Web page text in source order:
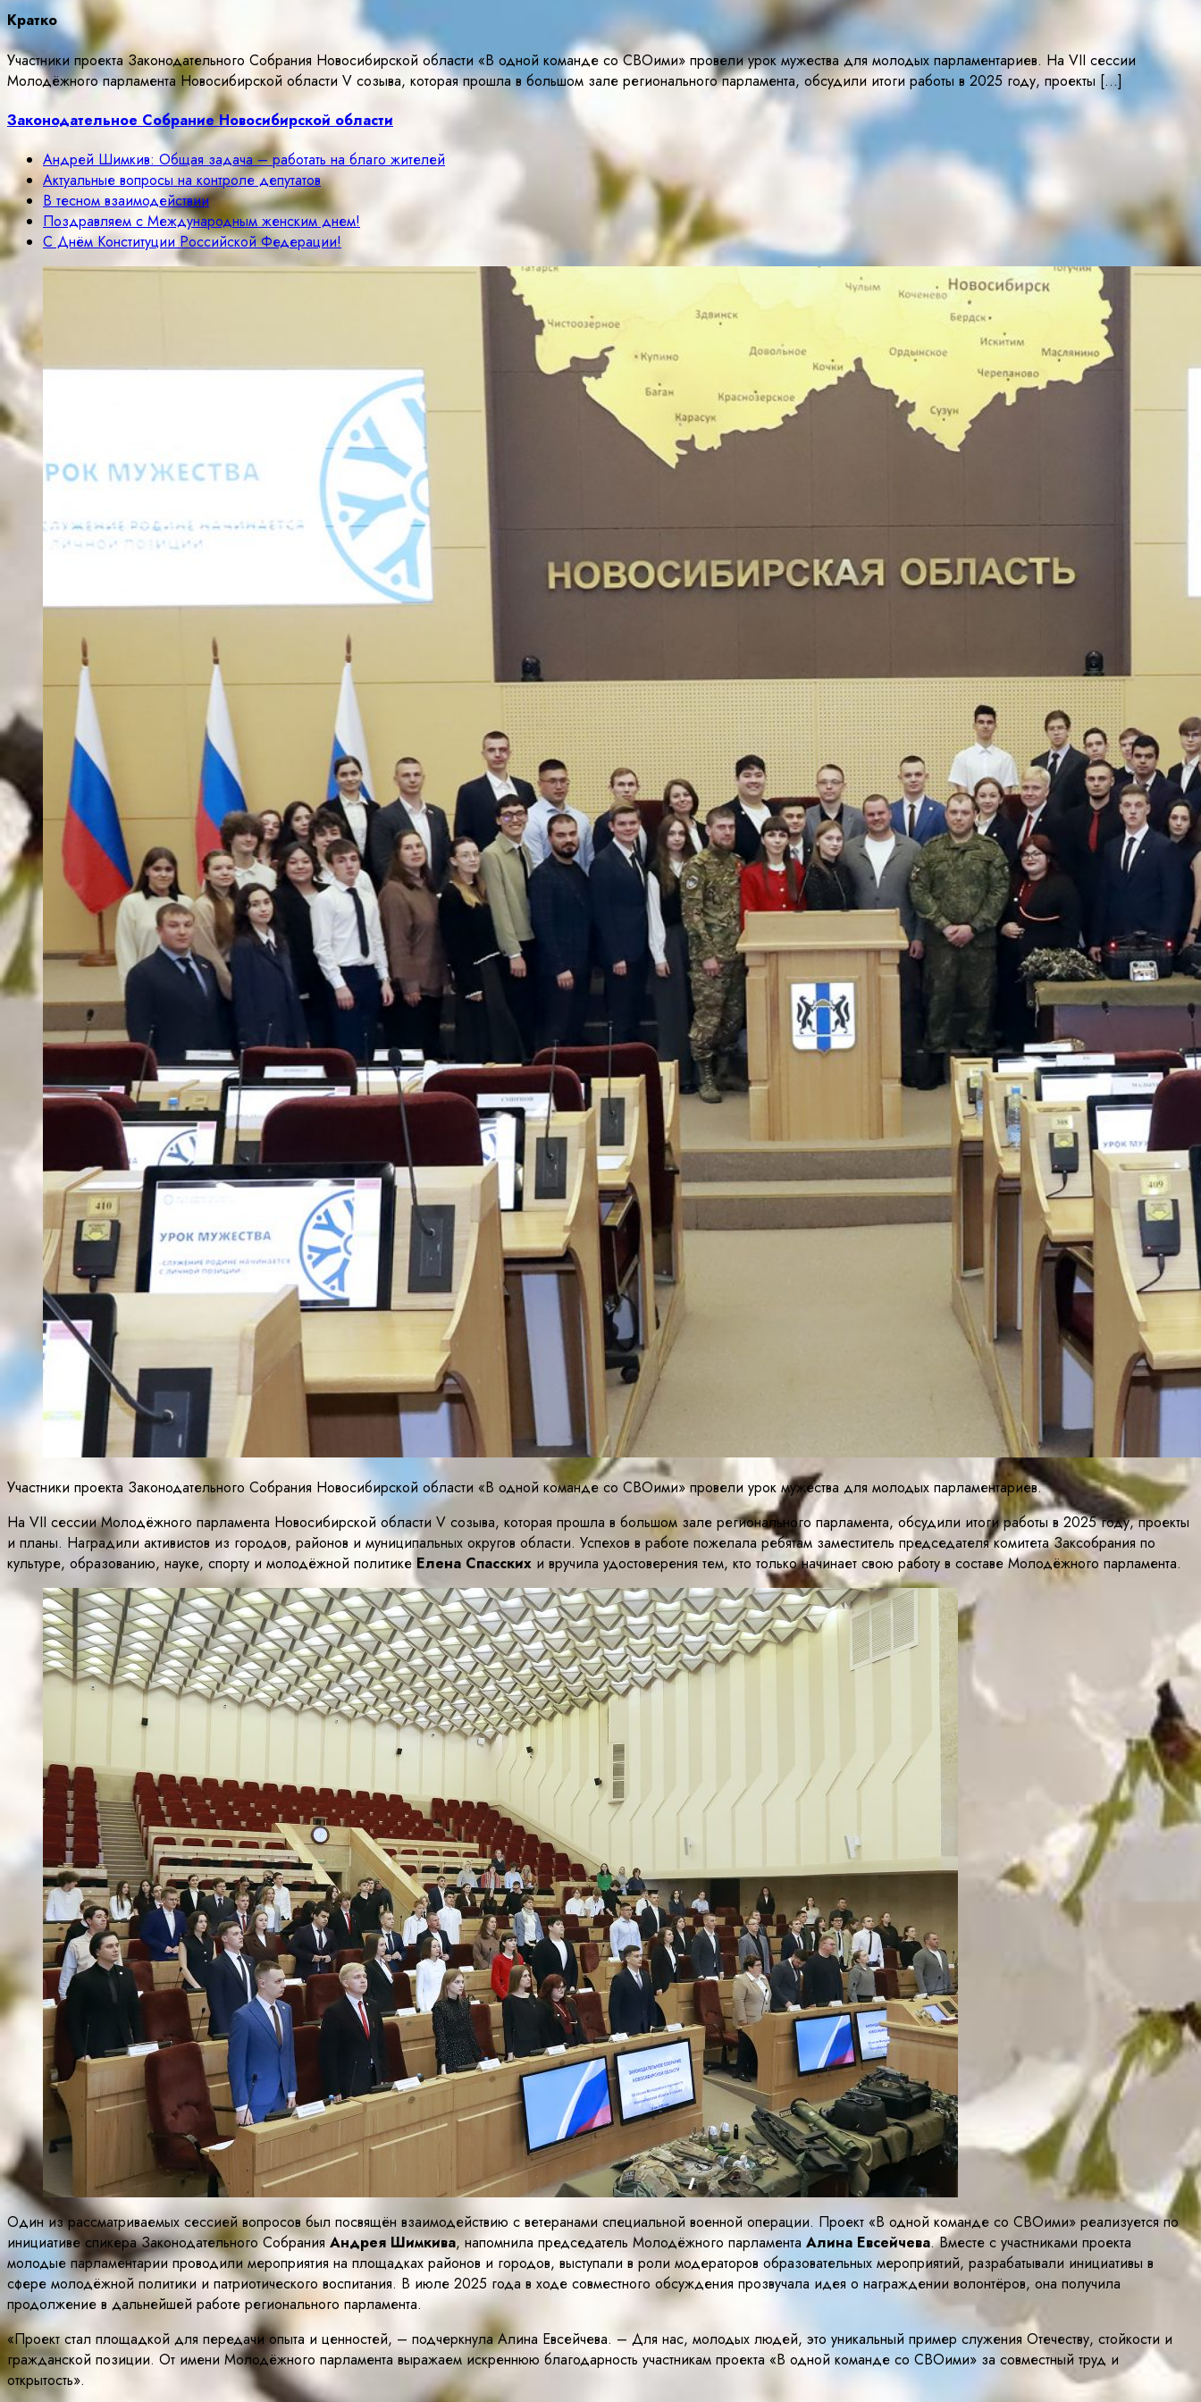
Кратко
Участники проекта Законодательного Собрания Новосибирской области «В одной команде со СВОими» провели урок мужества для молодых парламентариев. На VII сессии
Молодёжного парламента Новосибирской области V созыва, которая прошла в большом зале регионального парламента, обсудили итоги работы в 2025 году, проекты […]
Законодательное Собрание Новосибирской области
Андрей Шимкив: Общая задача – работать на благо жителей
Актуальные вопросы на контроле депутатов
В тесном взаимодействии
Поздравляем с Международным женским днем!
С Днём Конституции Российской Федерации!
Участники проекта Законодательного Собрания Новосибирской области «В одной команде со СВОими» провели урок мужества для молодых парламентариев.
На VII сессии Молодёжного парламента Новосибирской области V созыва, которая прошла в большом зале регионального парламента, обсудили итоги работы в 2025 году, проекты
и планы. Наградили активистов из городов, районов и муниципальных округов области. Успехов в работе пожелала ребятам заместитель председателя комитета Заксобрания по
культуре, образованию, науке, спорту и молодёжной политике Елена Спасских и вручила удостоверения тем, кто только начинает свою работу в составе Молодёжного парламента.
Один из рассматриваемых сессией вопросов был посвящён взаимодействию с ветеранами специальной военной операции. Проект «В одной команде со СВОими» реализуется по
инициативе спикера Законодательного Собрания Андрея Шимкива, напомнила председатель Молодёжного парламента Алина Евсейчева. Вместе с участниками проекта
молодые парламентарии проводили мероприятия на площадках районов и городов, выступали в роли модераторов образовательных мероприятий, разрабатывали инициативы в
сфере молодёжной политики и патриотического воспитания. В июле 2025 года в ходе совместного обсуждения прозвучала идея о награждении волонтёров, она получила
продолжение в дальнейшей работе регионального парламента.
«Проект стал площадкой для передачи опыта и ценностей, – подчеркнула Алина Евсейчева. – Для нас, молодых людей, это уникальный пример служения Отечеству, стойкости и
гражданской позиции. От имени Молодёжного парламента выражаем искреннюю благодарность участникам проекта «В одной команде со СВОими» за совместный труд и
открытость».